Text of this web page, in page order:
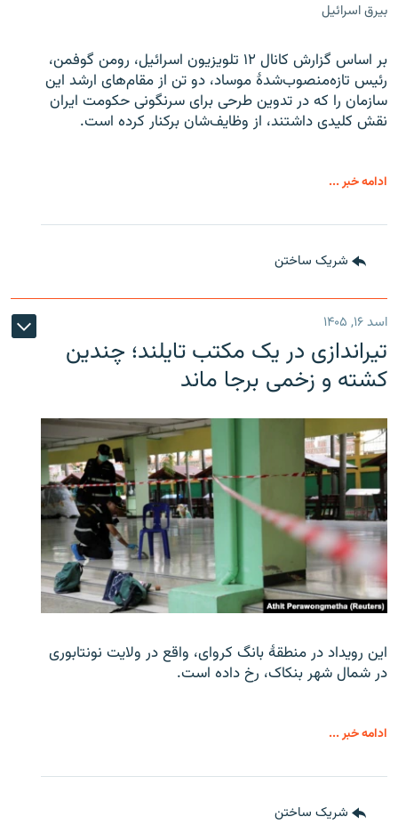
بیرق اسرائیل
بر اساس گزارش کانال ۱۲ تلویزیون اسرائیل، رومن گوفمن،
رئیس تازه‌منصوب‌شدۀ موساد، دو تن از مقام‌های ارشد این
سازمان را که در تدوین طرحی برای سرنگونی حکومت ایران
نقش کلیدی داشتند، از وظایف‌شان برکنار کرده است.
ادامه خبر ...
شریک ساختن
اسد ۱۶, ۱۴۰۵
تیراندازی در یک مکتب تایلند؛ چندین
کشته و زخمی برجا ماند
این رویداد در منطقۀ بانگ کروای، واقع در ولایت نونتابوری
در شمال شهر بنکاک، رخ داده است.
ادامه خبر ...
شریک ساختن